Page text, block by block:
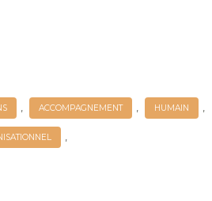
ACCOMPAGNEMENT HUMAIN